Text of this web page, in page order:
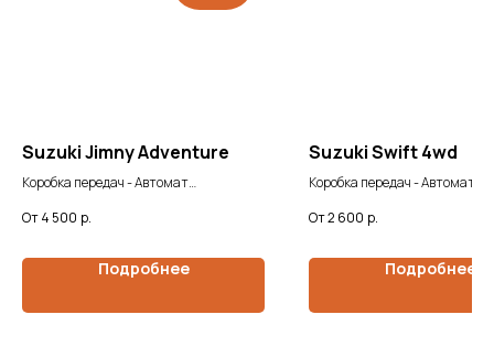
Suzuki Jimny Adventure
Коробка передач - Автомат
4 500 р.
Подробнее
Suzuki Swift 4wd
Коробка передач - Автомат
2 600 р.
Подробнее